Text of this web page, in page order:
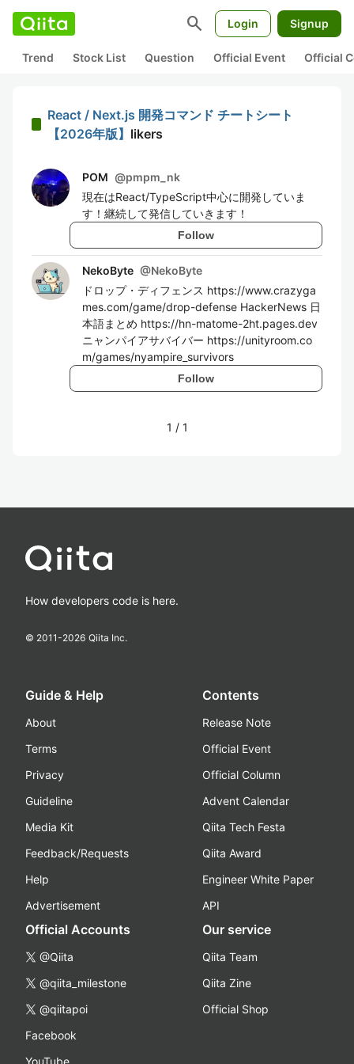
search Login Signup
Trend Stock List Question Official Event Official
React / Next.js 開発コマンド チートシート
【2026年版】 likers
POM @pmpm_nk
現在はReact/TypeScript中心に開発していま
す！継続して発信していきます！
Follow
NekoByte @NekoByte
ドロップ・ディフェンス https://www.crazyga
mes.com/game/drop-defense HackerNews 日
本語まとめ https://hn-matome-2ht.pages.dev
ニャンパイアサバイバー https://unityroom.co
m/games/nyampire_survivors
Follow
1 / 1
How developers code is here.
© 2011-2026 Qiita Inc.
Guide & Help
About
Terms
Privacy
Guideline
Media Kit
Feedback/Requests
Help
Advertisement
Contents
Release Note
Official Event
Official Column
Advent Calendar
Qiita Tech Festa
Qiita Award
Engineer White Paper
API
Official Accounts
@Qiita
@qiita_milestone
@qiitapoi
Facebook
YouTube
Our service
Qiita Team
Qiita Zine
Official Shop